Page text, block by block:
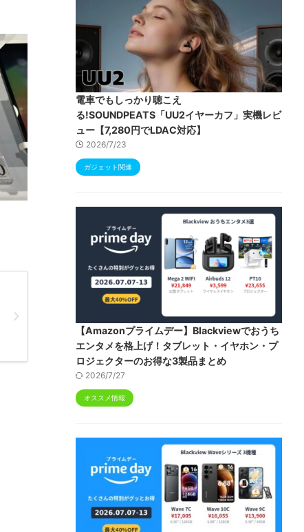
電車でもしっかり聴こえ
る!SOUNDPEATS「UU2イヤーカフ」実機レビ
ュー【7,280円でLDAC対応】
2026/7/23
ガジェット関連
【Amazonプライムデー】Blackviewでおうち
エンタメを格上げ！タブレット・イヤホン・プ
ロジェクターのお得な3製品まとめ
2026/7/27
オススメ情報